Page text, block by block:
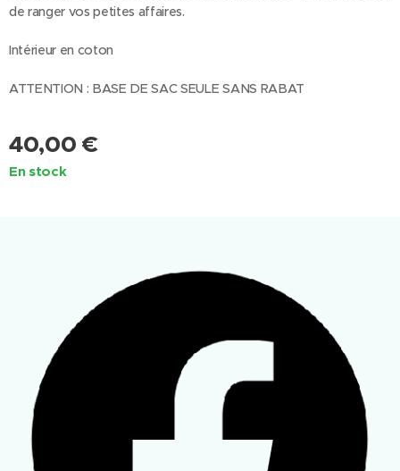
de ranger vos petites affaires.
Intérieur en coton
ATTENTION : BASE DE SAC SEULE SANS RABAT
40,00 €
En stock